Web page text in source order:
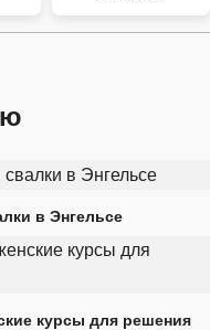
в Энгельсе
курсы для решения